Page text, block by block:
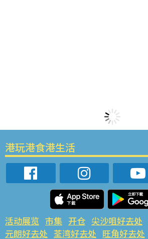
港玩港食港生活
活动展览 市集 开仓 尖沙咀好去处
元朗好去处 荃湾好去处 旺角好去处